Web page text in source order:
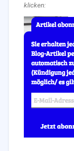
klicken: